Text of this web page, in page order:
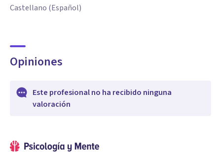
Castellano (Español)
Opiniones
Este profesional no ha recibido ninguna
valoración